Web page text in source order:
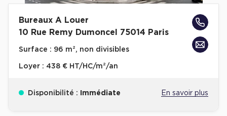
Bureaux privés à Paris
Bureaux A Louer
10 Rue Remy Dumoncel 75014 Paris
Surface : 96 m², non divisibles
Loyer : 438 € HT/HC/m²/an
Disponibilité : Immédiate En savoir plus